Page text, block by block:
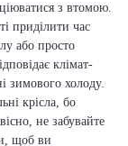
з втомою.
приділити час
або просто
клімат-
зимового холоду.
крісла, бо
не забувайте
щоб ви